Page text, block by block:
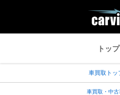
トップ
車買取トッ
車買取・中古